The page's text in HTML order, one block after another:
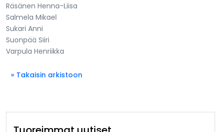
Räsänen Henna-Liisa
Salmela Mikael
Sukari Anni
Suonpää Siiri
Varpula Henriikka
» Takaisin arkistoon